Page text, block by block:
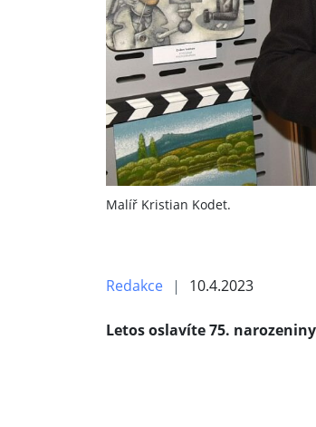
Malíř Kristian Kodet.
Redakce 10.4.2023
Letos oslavíte 75.